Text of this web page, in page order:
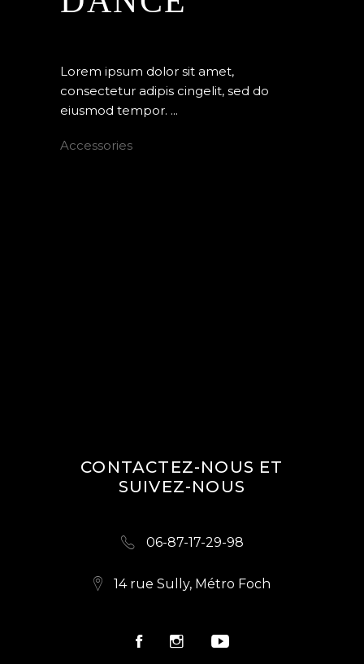
Lorem ipsum dolor sit amet,
consectetur adipis cingelit, sed do
eiusmod tempor.
Accessories
CONTACTEZ-NOUS ET
SUIVEZ-NOUS
06-87-17-29-98
14 rue Sully, Métro Foch